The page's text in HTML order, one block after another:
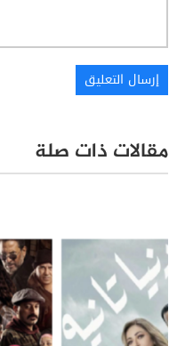
مقالات ذات صلة